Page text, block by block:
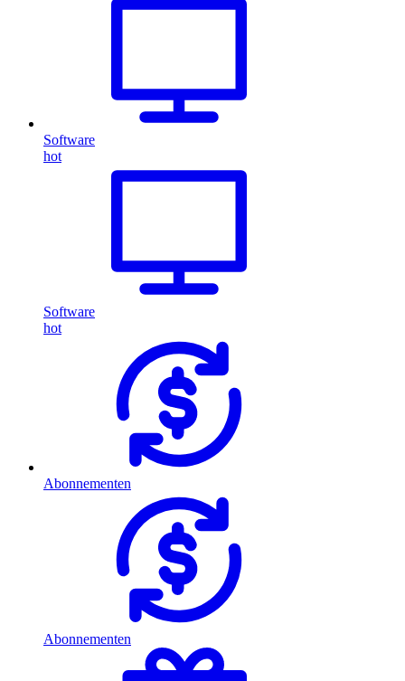
Software
hot
Software
hot
Abonnementen
Abonnementen